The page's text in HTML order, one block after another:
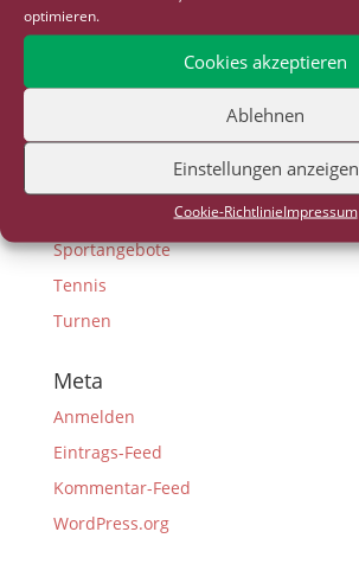
optimieren.
Cookies akzeptieren
Ablehnen
Einstellungen anzeigen
Cookie-RichtlinieImpressum
F-Junioren
Gesundheitssport
Sportangebote
Tennis
Turnen
Meta
Anmelden
Eintrags-Feed
Kommentar-Feed
WordPress.org